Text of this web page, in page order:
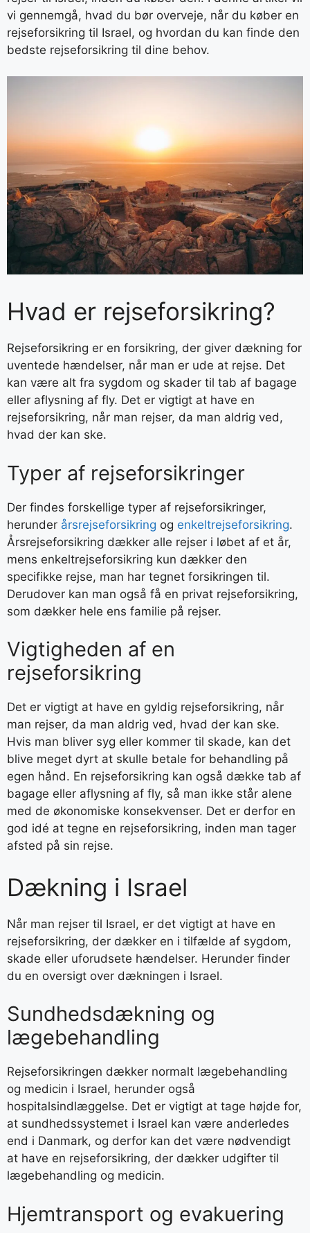
vi gennemgå, hvad du bør overveje, når du køber en
rejseforsikring til Israel, og hvordan du kan finde den
bedste rejseforsikring til dine behov.
Hvad er rejseforsikring?
Rejseforsikring er en forsikring, der giver dækning for
uventede hændelser, når man er ude at rejse. Det
kan være alt fra sygdom og skader til tab af bagage
eller aflysning af fly. Det er vigtigt at have en
rejseforsikring, når man rejser, da man aldrig ved,
hvad der kan ske.
Typer af rejseforsikringer
Der findes forskellige typer af rejseforsikringer,
herunder årsrejseforsikring og enkeltrejseforsikring.
Årsrejseforsikring dækker alle rejser i løbet af et år,
mens enkeltrejseforsikring kun dækker den
specifikke rejse, man har tegnet forsikringen til.
Derudover kan man også få en privat rejseforsikring,
som dækker hele ens familie på rejser.
Vigtigheden af en
rejseforsikring
Det er vigtigt at have en gyldig rejseforsikring, når
man rejser, da man aldrig ved, hvad der kan ske.
Hvis man bliver syg eller kommer til skade, kan det
blive meget dyrt at skulle betale for behandling på
egen hånd. En rejseforsikring kan også dække tab af
bagage eller aflysning af fly, så man ikke står alene
med de økonomiske konsekvenser. Det er derfor en
god idé at tegne en rejseforsikring, inden man tager
afsted på sin rejse.
Dækning i Israel
Når man rejser til Israel, er det vigtigt at have en
rejseforsikring, der dækker en i tilfælde af sygdom,
skade eller uforudsete hændelser. Herunder finder
du en oversigt over dækningen i Israel.
Sundhedsdækning og
lægebehandling
Rejseforsikringen dækker normalt lægebehandling
og medicin i Israel, herunder også
hospitalsindlæggelse. Det er vigtigt at tage højde for,
at sundhedssystemet i Israel kan være anderledes
end i Danmark, og derfor kan det være nødvendigt
at have en rejseforsikring, der dækker udgifter til
lægebehandling og medicin.
Hjemtransport og evakuering